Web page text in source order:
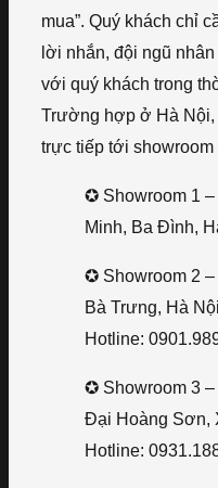
mua”. Quý khách chỉ
lời nhắn, đội ngũ
với quý khách trong
Trường hợp ở Hà Nội,
trực tiếp tới
✪ Showroom 1 –
Minh, Ba Đình,
✪ Showroom 2 –
Bà Trưng, Hà
Hotline:
✪ Showroom 3 –
Đại Hoàng Sơn,
Hotline: